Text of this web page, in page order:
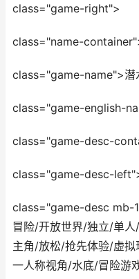
class="game-right">
class="name-
class="game-name">潜
class="game-english-
class="game-desc-
class="game-desc-
class="game-desc mb-
冒险/开放世界/独立/单
主角/放松/抢先体验/虚
一人称视角/水底/冒险游